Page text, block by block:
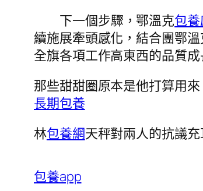
下一個步驟，鄂溫克包
續施展牽頭感化，結合團鄂
全旗各項工作高東西的品質成
那些甜甜圈原本是他打算用
長期包養
林包養網天秤對兩人的抗議
包養app